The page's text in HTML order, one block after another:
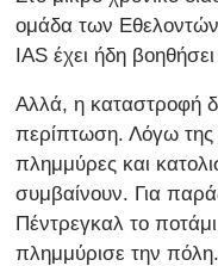
ομάδα των
IAS έχει ήδη
Αλλά, η καταστροφή
περίπτωση. Λόγω της
πλημμύρες και
συμβαίνουν. Για
Πέντρεγκαλ το ποτάμι
πλημμύρισε την